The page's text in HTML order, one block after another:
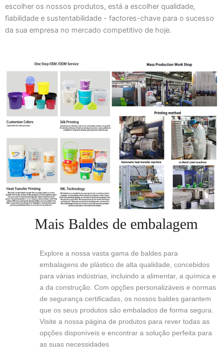
escolher os nossos produtos, está a escolher qualidade,
fiabilidade e sustentabilidade - factores-chave para o sucesso
da sua empresa no mercado competitivo de hoje.
Mais Baldes de embalagem
Explore a nossa vasta gama de baldes para
embalagens de plástico de alta qualidade, concebidos
para várias indústrias, incluindo a alimentar, a química e
a da construção. Com opções personalizáveis e normas
de segurança certificadas, os nossos baldes garantem
que os seus produtos são embalados de forma segura.
Visite a nossa página de produtos para rever todas as
opções disponíveis e encontrar a solução perfeita para
as suas necessidades